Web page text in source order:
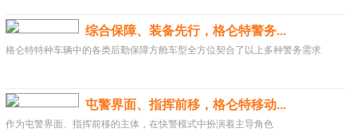
综合保障、装备先行，格仑特警务...
格仑特特种车辆中的各类后勤保障方舱车型全方位契合了以上多种警务需求
屯警界面、指挥前移，格仑特移动...
作为屯警界面、指挥前移的主体，在快警模式中扮演着主导角色